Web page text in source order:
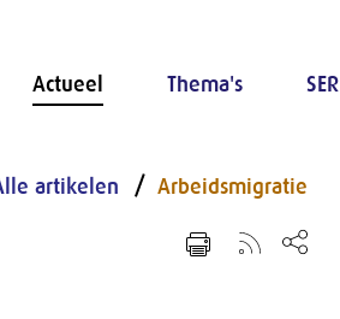
Actueel Thema's SER
artikelen Arbeidsmigratie